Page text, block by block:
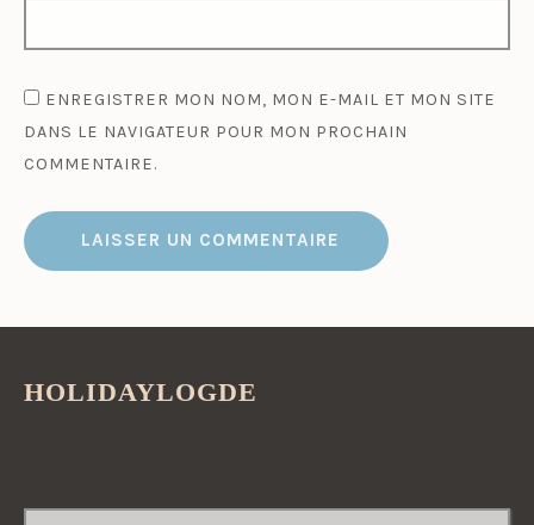
ENREGISTRER MON NOM, MON E-MAIL ET MON SITE
DANS LE NAVIGATEUR POUR MON PROCHAIN
COMMENTAIRE.
HOLIDAYLOGDE